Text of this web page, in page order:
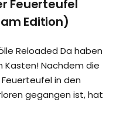
Feuerteufel
Edition)
Reloaded Da haben
Kasten! Nachdem die
in den
gegangen ist, hat